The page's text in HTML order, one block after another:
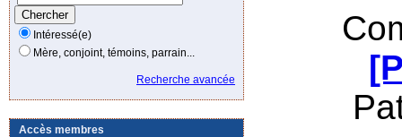
Intéressé(e)
Mère, conjoint, témoins, parrain...
Recherche avancée
Accès membres